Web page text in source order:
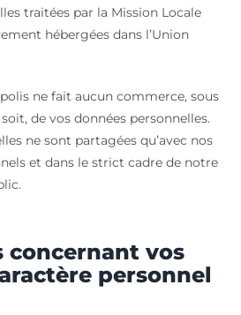
traitées par la Mission Locale
hébergées dans l’Union
ne fait aucun commerce, sous
de vos données personnelles.
ne sont partagées qu’avec nos
et dans le strict cadre de notre
concernant vos
personnel